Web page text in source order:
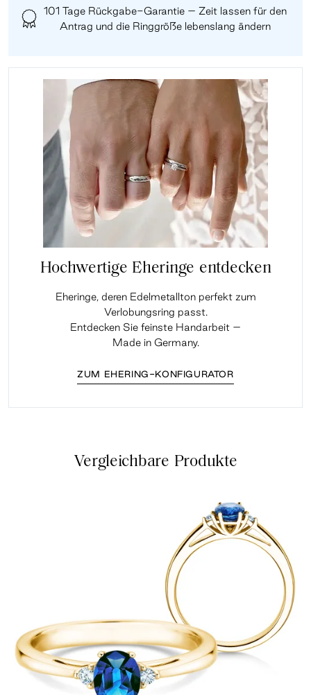
101 Tage Rückgabe-Garantie – Zeit lassen für den
Antrag und die Ringgröße lebenslang ändern
Hochwertige Eheringe entdecken
Eheringe, deren Edelmetallton perfekt zum
Verlobungsring passt.
Entdecken Sie feinste Handarbeit –
Made in Germany.
ZUM EHERING-KONFIGURATOR
Vergleichbare Produkte